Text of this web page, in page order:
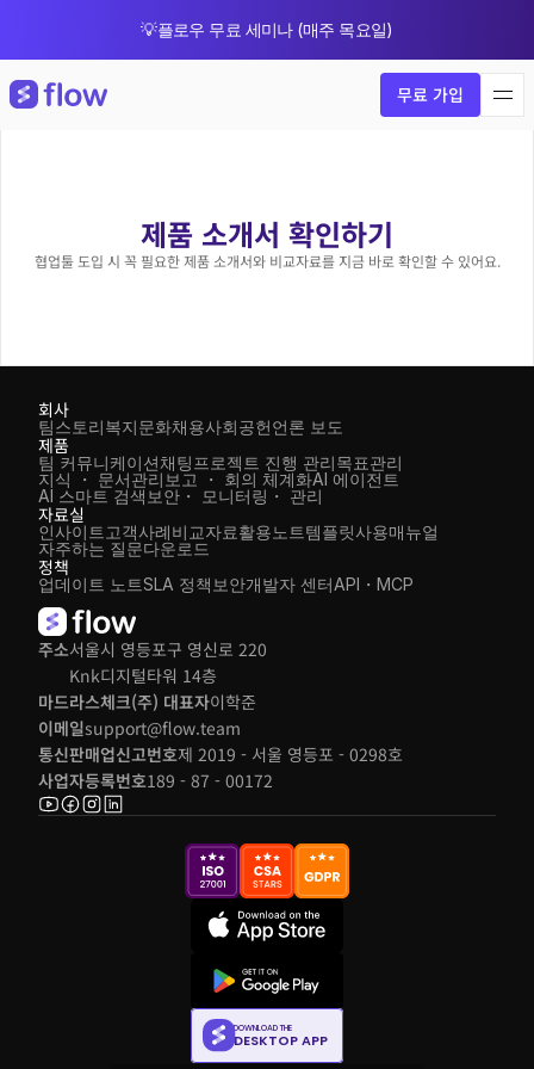
💡플로우 무료 세미나 (매주 목요일)
무료 가입
제품 소개서 확인하기
협업툴 도입 시 꼭 필요한 제품 소개서와 비교자료를 지금 바로 확인할 수 있어요.
주소서울시 영등포구 영신로 220
Knk디지털타워 14층
마드라스체크(주) 대표자이학준
이메일support@flow.team
통신판매업신고번호제 2019 - 서울 영등포 - 0298호
사업자등록번호189 - 87 - 00172
회사
팀스토리복지문화채용사회공헌언론 보도
제품
팀 커뮤니케이션채팅 프로젝트 진행 관리목표관리
지식 ・ 문서관리 보고 ・ 회의 체계화
AI 스마트 검색
AI 에이전트
보안・ 모니터링・ 관리
자료실
인사이트 고객사례비교자료활용노트템플릿사용매뉴얼
자주하는 질문다운로드
정책
업데이트 노트SLA 정책 보안개발자 센터API・MCP
DOWNLOAD THE
DESKTOP APP